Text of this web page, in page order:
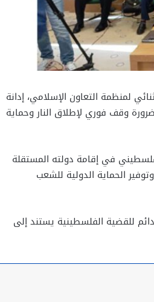
لمنظمة التعاون الإسلامي، إدانة
وقف فوري لإطلاق النار وحماية
في إقامة دولته المستقلة
الحماية الدولية للشعب
للقضية الفلسطينية يستند إلى